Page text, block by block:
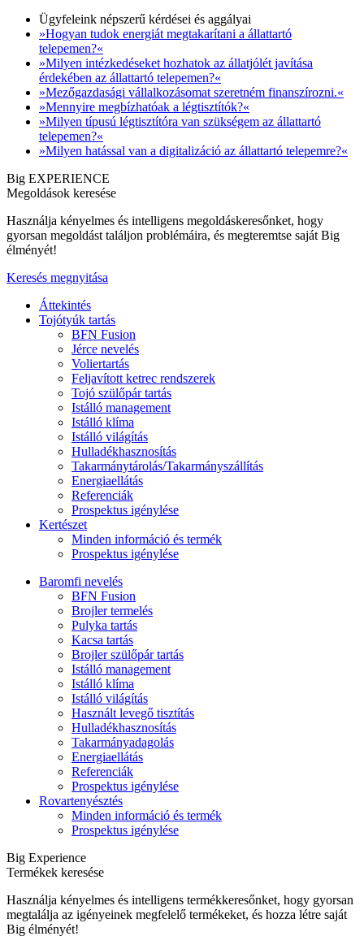
Ügyfeleink népszerű kérdései és aggályai
»Hogyan tudok energiát megtakarítani a állattartó
telepemen?«
»Milyen intézkedéseket hozhatok az állatjólét javítása
érdekében az állattartó telepemen?«
»Mezőgazdasági vállalkozásomat szeretném finanszírozni.«
»Mennyire megbízhatóak a légtisztítók?«
»Milyen típusú légtisztítóra van szükségem az állattartó
telepemen?«
»Milyen hatással van a digitalizáció az állattartó telepemre?«
Big EXPERIENCE
Megoldások keresése
Használja kényelmes és intelligens megoldáskeresőnket, hogy
gyorsan megoldást találjon problémáira, és megteremtse saját Big
élményét!
Keresés megnyitása
Áttekintés
Tojótyúk tartás
BFN Fusion
Jérce nevelés
Voliertartás
Feljavított ketrec rendszerek
Tojó szülőpár tartás
Istálló management
Istálló klíma
Istálló világítás
Hulladékhasznosítás
Takarmánytárolás/Takarmányszállítás
Energiaellátás
Referenciák
Prospektus igénylése
Kertészet
Minden információ és termék
Prospektus igénylése
Baromfi nevelés
BFN Fusion
Brojler termelés
Pulyka tartás
Kacsa tartás
Brojler szülőpár tartás
Istálló management
Istálló klíma
Istálló világítás
Használt levegő tisztítás
Hulladékhasznosítás
Takarmányadagolás
Energiaellátás
Referenciák
Prospektus igénylése
Rovartenyésztés
Minden információ és termék
Prospektus igénylése
Big Experience
Termékek keresése
Használja kényelmes és intelligens termékkeresőnket, hogy gyorsan
megtalálja az igényeinek megfelelő termékeket, és hozza létre saját
Big élményét!